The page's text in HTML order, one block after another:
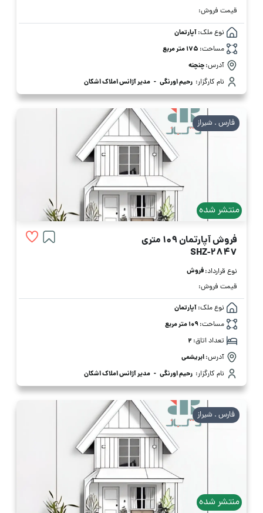
قیمت فروش:
نوع ملک:آپارتمان
مساحت: 175 متر مربع
آدرس:چنچنه
نام کارگزار: رحیم اورنگی - مدیر آژانس املاک اشکان
منتشر شده
فارس . شیراز
فروش آپارتمان 109 متری
SHZ-2847
نوع قرارداد:فروش
قیمت فروش:
نوع ملک:آپارتمان
مساحت:109 متر مربع
تعداد اتاق: 2
آدرس:ابریشمی
نام کارگزار: رحیم اورنگی - مدیر آژانس املاک اشکان
منتشر شده
فارس . شیراز